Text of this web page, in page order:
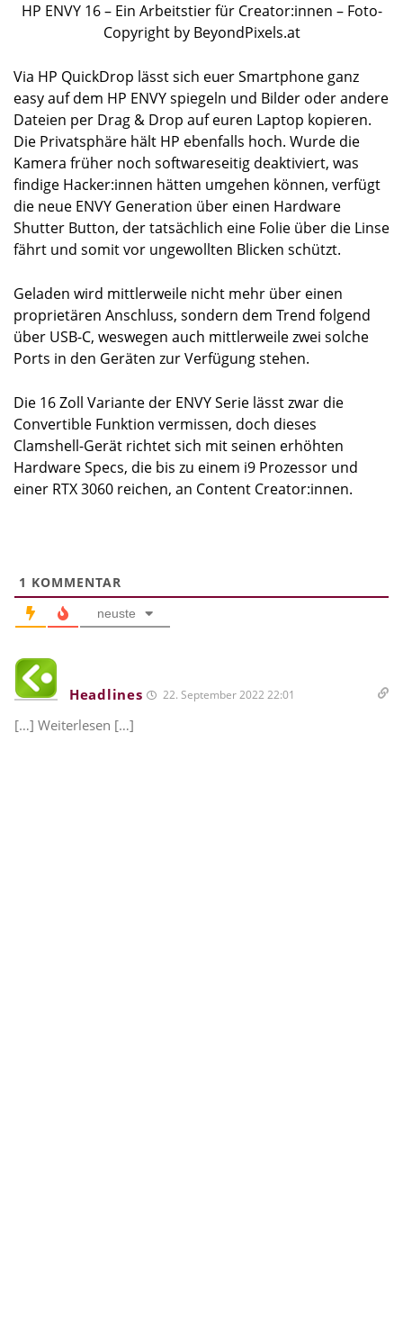
HP ENVY 16 – Ein Arbeitstier für Creator:innen – Foto-
Copyright by BeyondPixels.at
Via HP QuickDrop lässt sich euer Smartphone ganz
easy auf dem HP ENVY spiegeln und Bilder oder andere
Dateien per Drag & Drop auf euren Laptop kopieren.
Die Privatsphäre hält HP ebenfalls hoch. Wurde die
Kamera früher noch softwareseitig deaktiviert, was
findige Hacker:innen hätten umgehen können, verfügt
die neue ENVY Generation über einen Hardware
Shutter Button, der tatsächlich eine Folie über die Linse
fährt und somit vor ungewollten Blicken schützt.
Geladen wird mittlerweile nicht mehr über einen
proprietären Anschluss, sondern dem Trend folgend
über USB-C, weswegen auch mittlerweile zwei solche
Ports in den Geräten zur Verfügung stehen.
Die 16 Zoll Variante der ENVY Serie lässt zwar die
Convertible Funktion vermissen, doch dieses
Clamshell-Gerät richtet sich mit seinen erhöhten
Hardware Specs, die bis zu einem i9 Prozessor und
einer RTX 3060 reichen, an Content Creator:innen.
1 KOMMENTAR
neuste
Headlines 22. September 2022 22:01
[…] Weiterlesen […]